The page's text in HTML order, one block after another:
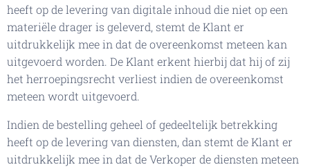
heeft op de levering van digitale inhoud die niet op een
materiële drager is geleverd, stemt de Klant er
uitdrukkelijk mee in dat de overeenkomst meteen kan
uitgevoerd worden. De Klant erkent hierbij dat hij of zij
het herroepingsrecht verliest indien de overeenkomst
meteen wordt uitgevoerd.
Indien de bestelling geheel of gedeeltelijk betrekking
heeft op de levering van diensten, dan stemt de Klant er
uitdrukkelijk mee in dat de Verkoper de diensten meteen